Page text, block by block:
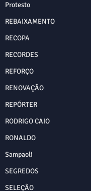
Protesto
REBAIXAMENTO
RECOPA
RECORDES
REFORÇO
RENOVAÇÃO
REPÓRTER
RODRIGO CAIO
RONALDO
Sampaoli
SEGREDOS
SELEÇÃO